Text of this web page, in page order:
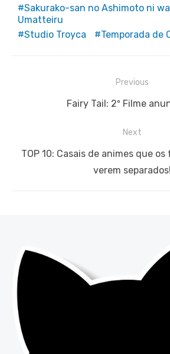
Sakurako-san no Ashimoto ni
Umatteiru
Studio Troyca
Temporada de
Previous
Previous
Fairy Tail: 2º Filme
Next
Next
TOP 10: Casais de animes que
verem separados!